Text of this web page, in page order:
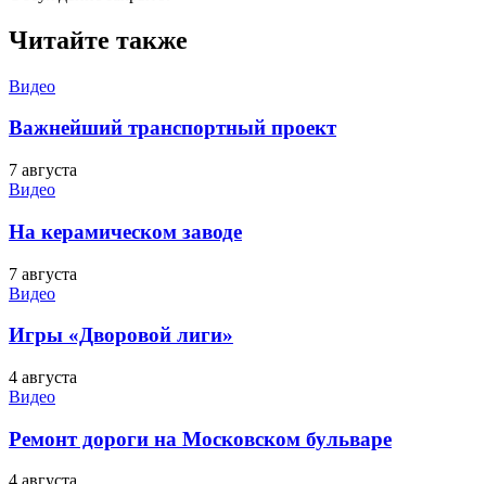
Читайте также
Видео
Важнейший транспортный проект
7 августа
Видео
На керамическом заводе
7 августа
Видео
Игры «Дворовой лиги»
4 августа
Видео
Ремонт дороги на Московском бульваре